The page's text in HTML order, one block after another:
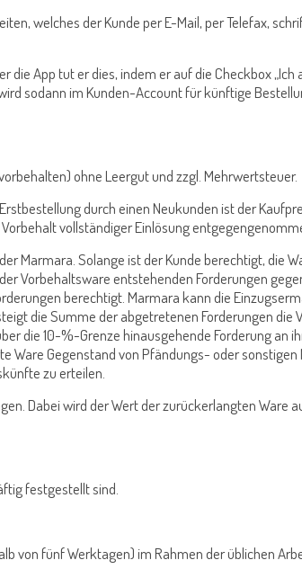
welches der Kunde per E-Mail, per Telefax,
die App tut er dies, indem er auf die Checkbox „Ich
sodann im Kunden-Account für künftige
ohne Leergut und zzgl. Mehrwertsteuer.
durch einen Neukunden ist der
vollständiger Einlösung
Marmara. Solange ist der Kunde berechtigt, die
Vorbehaltsware entstehenden Forderungen
berechtigt. Marmara kann die
die Summe der abgetretenen Forderungen die
die 10-%-Grenze hinausgehende Forderung an
Ware Gegenstand von Pfändungs- oder
zu erteilen.
Dabei wird der Wert der zurückerlangten Ware
festgestellt sind.
von fünf Werktagen) im Rahmen der üblichen